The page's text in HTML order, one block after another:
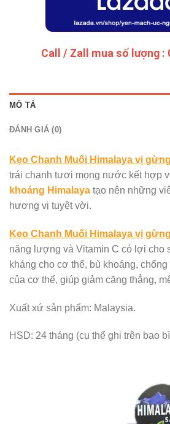
Call / Zall mua số lượng :
MÔ TẢ
ĐÁNH GIÁ (0)
Kẹo Chanh Muối Himalaya vị gừng
trái chanh tươi mọng nước kết hợp
khoáng Himalaya tạo nên những
hương vị tuyệt vời.
Kẹo Chanh Muối Himalaya vị gừng
năng lượng và Vitamin C có lợi cho
kháng cho cơ thể, bù khoáng,
của cơ thể, giúp giảm căng thẳng,
Xuất xứ sản phẩm: Malaysia.
HSD: 24 tháng (cụ thể ghi trên bao